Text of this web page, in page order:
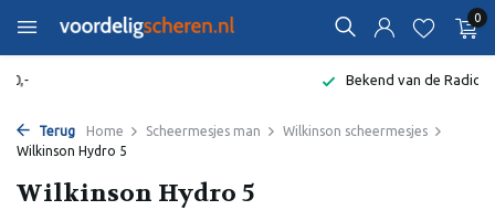
0
Bekend van de Radio
Terug Home Scheermesjes man
Wilkinson scheermesjes
Wilkinson Hydro 5
Wilkinson Hydro 5